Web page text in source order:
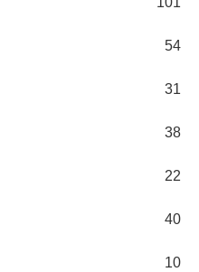
54
31
38
22
40
10